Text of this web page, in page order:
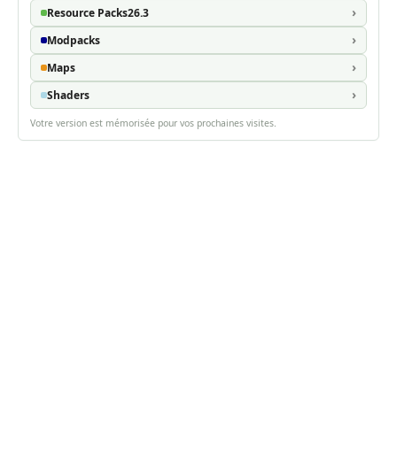
Resource Packs26.3
Modpacks
Maps
Shaders
Votre version est mémorisée pour vos prochaines visites.